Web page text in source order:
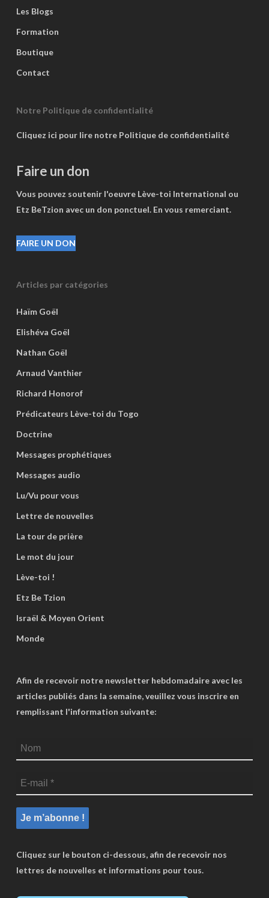
Les Blogs
Formation
Boutique
Contact
Notre Politique de confidentialité
Cliquez ici pour lire notre Politique de confidentialité
Faire un don
Vous pouvez soutenir l'oeuvre Lève-toi International ou
Etz BeTzion avec un don ponctuel. En vous remerciant.
FAIRE UN DON
Articles par catégories
Haïm Goël
Elishéva Goël
Nathan Goël
Arnaud Vanthier
Richard Honorof
Prédicateurs Lève-toi du Togo
Doctrine
Messages prophétiques
Messages audio
Lu/Vu pour vous
Lettre de nouvelles
La tour de prière
Le mot du jour
Lève-toi !
Etz Be Tzion
Israël & Moyen Orient
Monde
Afin de recevoir notre newsletter hebdomadaire avec les
articles publiés dans la semaine, veuillez vous inscrire en
remplissant l'information suivante:
Cliquez sur le bouton ci-dessous, afin de recevoir nos
lettres de nouvelles et informations pour tous.